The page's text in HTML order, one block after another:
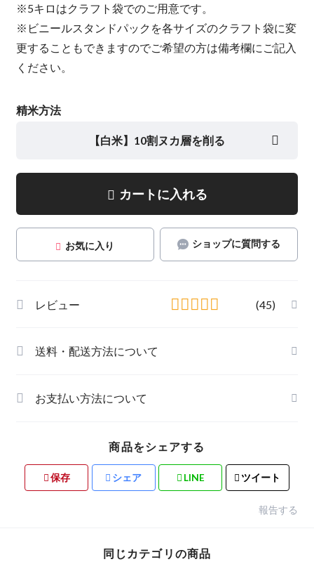
※5キロはクラフト袋でのご用意です。
※ビニールスタンドパックを各サイズのクラフト袋に変
更することもできますのでご希望の方は備考欄にご記入
ください。
精米方法
【白米】10割ヌカ層を削る
カートに入れる
お気に入り ショップに質問する
レビュー (45)
送料・配送方法について
お支払い方法について
商品をシェアする
保存 シェア LINE ツイート
報告する
同じカテゴリの商品